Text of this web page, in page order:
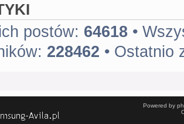
postów: 64618 •
228462 • Ostatnio
Powered by